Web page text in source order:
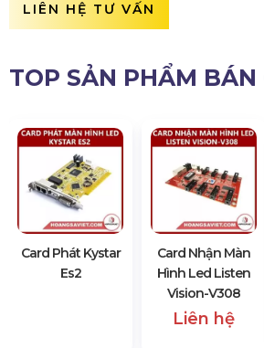
LIÊN HỆ TƯ VẤN
TOP SẢN PHẨM BÁN
Card Phát Kystar
Es2
Card Nhận Màn
Hình Led Listen
Vision-V308
Liên hệ